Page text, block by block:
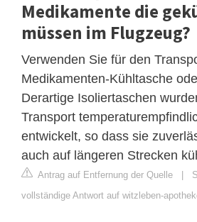
Medikamente die
müssen im Flugzeug?
Verwenden Sie für den
Medikamenten-Kühltasche
Derartige Isoliertaschen
Transport
entwickelt, so dass sie
auch auf längeren Strecken
Antrag auf Entfernung der Quelle
vollständige Antwort auf witzleben-